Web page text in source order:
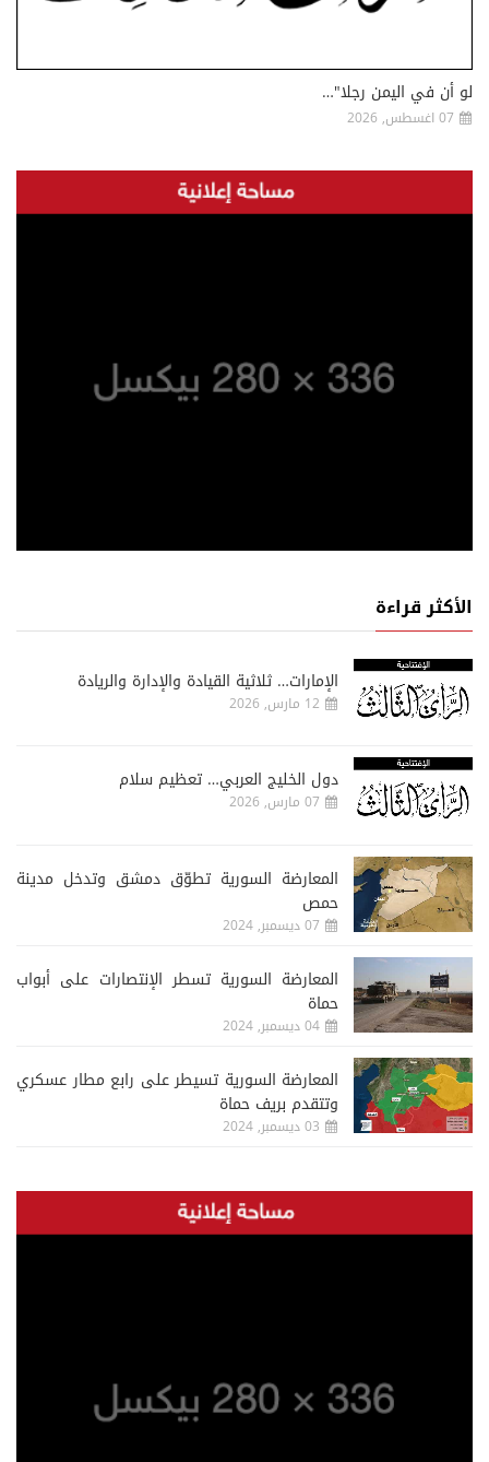
لو أن في اليمن رجلا"…
07 اغسطس, 2026
الأكثر قراءة
الإمارات… ثلاثية القيادة والإدارة والريادة
12 مارس, 2026
دول الخليج العربي… تعظيم سلام
07 مارس, 2026
المعارضة السورية تطوّق دمشق وتدخل مدينة
حمص
07 ديسمبر, 2024
المعارضة السورية تسطر الإنتصارات على أبواب
حماة
04 ديسمبر, 2024
المعارضة السورية تسيطر على رابع مطار عسكري
وتتقدم بريف حماة
03 ديسمبر, 2024